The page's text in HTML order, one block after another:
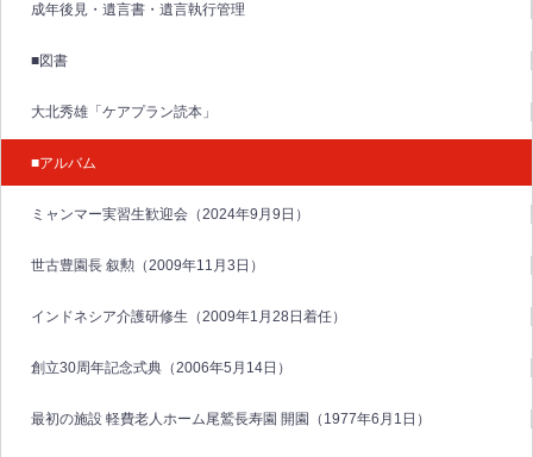
成年後見・遺言書・遺言執行管理
■図書
大北秀雄「ケアプラン読本」
■アルバム
ミャンマー実習生歓迎会（2024年9月9日）
世古豊園長 叙勲（2009年11月3日）
インドネシア介護研修生（2009年1月28日着任）
創立30周年記念式典（2006年5月14日）
最初の施設 軽費老人ホーム尾鷲長寿園 開園（1977年6月1日）